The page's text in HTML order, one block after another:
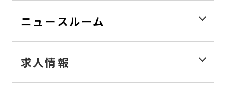
ニュースルーム
求人情報